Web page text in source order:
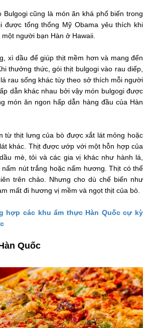
Bulgogi cũng là món ăn khá phổ biến trong
được tổng thống Mỹ Obama yêu thích khi
người bạn Hàn ở Hawaii.
xì dầu để giúp thịt mềm hơn và mang đến
thưởng thức, gói thịt bulgogi vào rau diếp,
rau sống khác tùy theo sở thích mỗi người
dẫn khác nhau bởi vậy món bulgogi được
món ăn ngon hấp dẫn hàng đầu của Hàn
từ thịt lưng của bò được xắt lát mỏng hoặc
khác. Thịt được ướp với một hỗn hợp của
mè, tỏi và các gia vị khác như hành lá,
nấm nút trắng hoặc nấm hương. Thịt có thể
trên chảo. Nhưng cho dù chế biến như
mất đi hương vị mềm và ngọt thịt của bò.
hợp các khu ẩm thực Hàn Quốc cự kỳ
Quốc